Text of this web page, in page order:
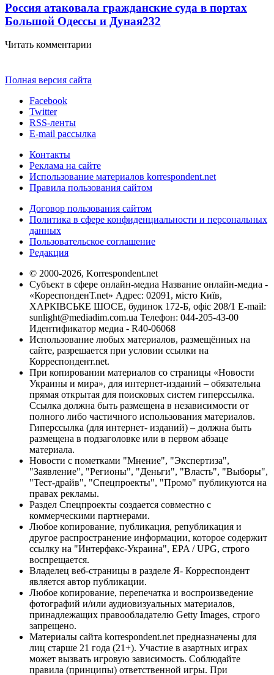
Россия атаковала гражданские суда в портах
Большой Одессы и Дуная232
Читать комментарии
Полная версия сайта
Facebook
Twitter
RSS-ленты
E-mail рассылка
Контакты
Реклама на сайте
Использование материалов korrespondent.net
Правила пользования сайтом
Договор пользования сайтом
Политика в сфере конфиденциальности и персональных
данных
Пользовательское соглашение
Редакция
© 2000-2026, Korrespondent.net
Субъект в сфере онлайн-медиа Название онлайн-медиа -
«КореспонденТ.net» Адрес: 02091, місто Київ,
ХАРКІВСЬКЕ ШОСЕ, будинок 172-Б, офіс 208/1 E-mail:
sunlight@mediadim.com.ua Телефон: 044-205-43-00
Идентификатор медиа - R40-06068
Использование любых материалов, размещённых на
сайте, разрешается при условии ссылки на
Корреспондент.net.
При копировании материалов со страницы «Новости
Украины и мира», для интернет-изданий – обязательна
прямая открытая для поисковых систем гиперссылка.
Ссылка должна быть размещена в независимости от
полного либо частичного использования материалов.
Гиперссылка (для интернет- изданий) – должна быть
размещена в подзаголовке или в первом абзаце
материала.
Новости с пометками "Мнение", "Экспертиза",
"Заявление", "Регионы", "Деньги", "Власть", "Выборы",
"Тест-драйв", "Спецпроекты", "Промо" публикуются на
правах рекламы.
Раздел Спецпроекты создается совместно с
коммерческими партнерами.
Любое копирование, публикация, републикация и
другое распространение информации, которое содержит
ссылку на "Интерфакс-Украина", EPA / UPG, строго
воспрещается.
Владелец веб-страницы в разделе Я- Корреспондент
является автор публикации.
Любое копирование, перепечатка и воспроизведение
фотографий и/или аудиовизуальных материалов,
принадлежащих правообладателю Getty Images, строго
запрещено.
Материалы сайта korrespondent.net предназначены для
лиц старше 21 года (21+). Участие в азартных играх
может вызвать игровую зависимость. Соблюдайте
правила (принципы) ответственной игры. При